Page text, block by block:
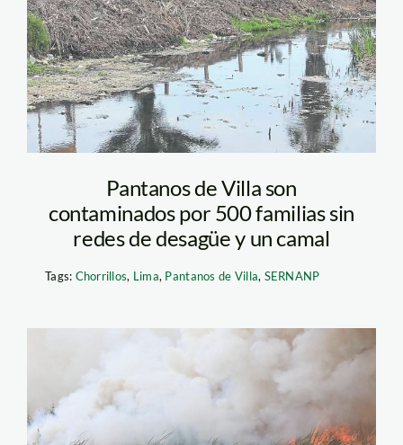
pantanos de villa – el
comercio
Pantanos de Villa son
contaminados por 500 familias sin
redes de desagüe y un camal
Tags: Chorrillos, Lima, Pantanos de Villa, SERNANP
pantanos de villa 1